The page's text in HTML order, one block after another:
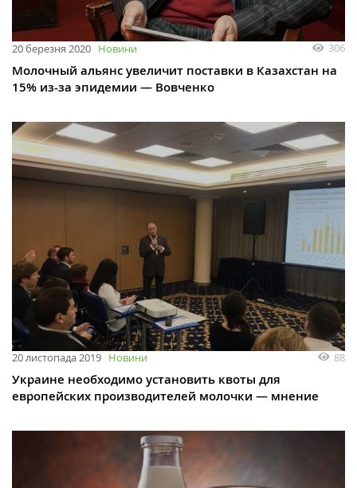
20 березня 2020 Новини 306
Молочный альянс увеличит поставки в Казахстан на
15% из-за эпидемии — Вовченко
20 листопада 2019 Новини 88
Украине необходимо установить квоты для
европейских производителей молочки — мнение